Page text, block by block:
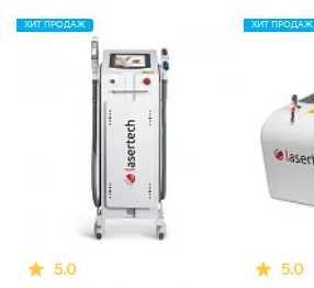
ХИТ ПРОДАЖ
5.0
ХИТ ПРОДАЖ
5.0